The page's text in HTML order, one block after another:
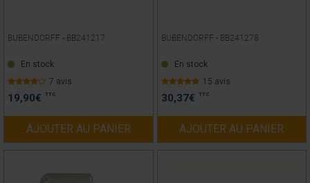
BUBENDORFF - BB241217
En stock
7 avis
19,90€ TTC
AJOUTER AU PANIER
BUBENDORFF - BB241278
En stock
15 avis
30,37€ TTC
AJOUTER AU PANIER